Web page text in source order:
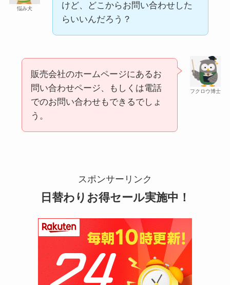
スーツケースカバーはどこに売ってる？100均（ダ
イソー）やドンキで買える！
マウンテンデューはどこに売ってる？自販機やコ
ストコで買える！
悩み犬
けど、どこからお問い合わせした
らいいんだろう？
フクロウ博士
販売会社のホームページにあるお
問い合わせページ、もしくは電話
でのお問い合わせもできるでしょ
う。
スポンサーリンク
日替わりお得セール実施中！